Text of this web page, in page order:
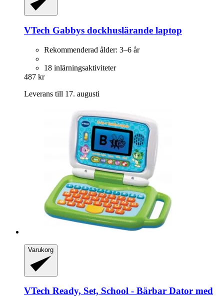
VTech Gabbys dockhuslärande laptop
Rekommenderad ålder: 3–6 år
18 inlärningsaktiviteter
487 kr
Leverans till 17. augusti
Varukorg
VTech Ready, Set, School -​ Bärbar Dator med